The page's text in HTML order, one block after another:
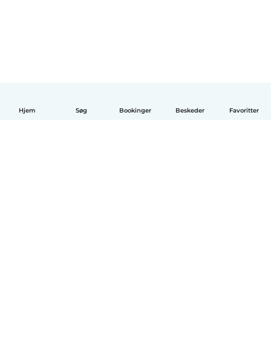
Hjem Søg Bookinger Beskeder Favoritter